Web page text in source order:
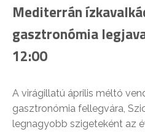
Mediterrán
gasztronómia
12:00
A virágillatú április méltó
gasztronómia fellegvára,
legnagyobb szigeteként az